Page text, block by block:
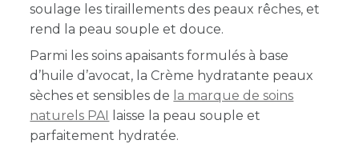
soulage les tiraillements des peaux rêches, et
rend la peau souple et douce.
Parmi les soins apaisants formulés à base
d’huile d’avocat, la Crème hydratante peaux
sèches et sensibles de la marque de soins
naturels PAI laisse la peau souple et
parfaitement hydratée.